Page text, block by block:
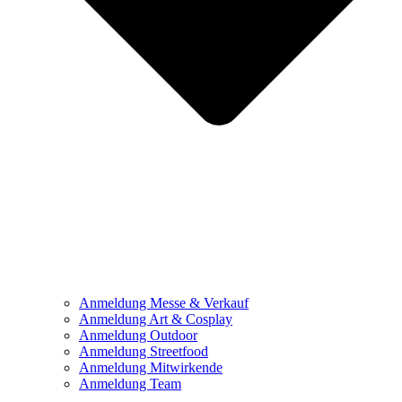
Anmeldung Messe & Verkauf
Anmeldung Art & Cosplay
Anmeldung Outdoor
Anmeldung Streetfood
Anmeldung Mitwirkende
Anmeldung Team